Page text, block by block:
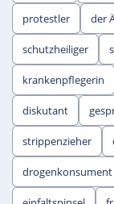
protestler der
schutzheiliger
krankenpflegerin
diskutant
strippenzieher
drogenkonsument